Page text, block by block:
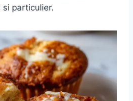
si particulier.